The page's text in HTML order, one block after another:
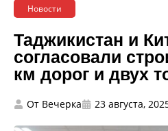
Новости
Таджикистан и
согласовали
км дорог и двух
От Вечерка 23 августа,